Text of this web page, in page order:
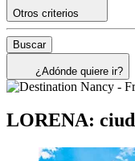
Otros criterios
Buscar
¿Adónde quiere ir?
LORENA: